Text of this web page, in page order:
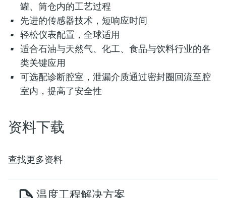
罐、筒仓内的工艺过程
先进的传感器技术，短响应时间
轻松仪表配置，全球适用
适合石油与天然气、化工、食品与饮料行业的各
类关键应用
可选配诊断腔室，泄漏介质通过密封圈回流至腔
室内，提高了安全性
资料下载
查找更多资料
温度工程解决方案